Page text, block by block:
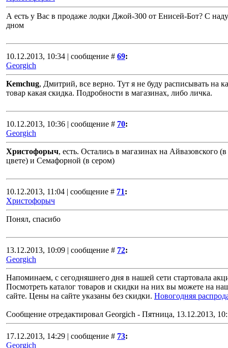
А есть у Вас в продаже лодки Джой-300 от Енисей-Бот? С
дном
10.12.2013, 10:34 | сообщение # 69:
Georgich
Kemchug, Дмитрий, все верно. Тут я не буду расписывать на
товар какая скидка. Подробности в магазинах, либо личка.
10.12.2013, 10:36 | сообщение # 70:
Georgich
Христофорыч, есть. Остались в магазинах на Айвазовского
цвете) и Семафорной (в сером)
10.12.2013, 11:04 | сообщение # 71:
Христофорыч
Понял, спасибо
13.12.2013, 10:09 | сообщение # 72:
Georgich
Напоминаем, с сегодняшнего дня в нашей сети стартовала
Посмотреть каталог товаров и скидки на них вы можете на
сайте. Цены на сайте указаны без скидки. Новогодняя
Сообщение отредактировал Georgich - Пятница, 13.12.2013,
17.12.2013, 14:29 | сообщение # 73:
Georgich